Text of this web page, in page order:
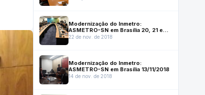
Modernização do Inmetro:
ASMETRO-SN em Brasília 20, 21 e
22/11/2018
22 de nov. de 2018
Modernização do Inmetro:
ASMETRO-SN em Brasília 13/11/2018
14 de nov. de 2018